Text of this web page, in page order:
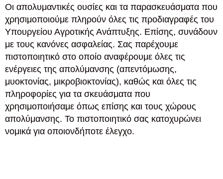
Οι απολυμαντικές ουσίες και τα παρασκευάσματα που
χρησιμοποιούμε πληρούν όλες τις προδιαγραφές του
Υπουργείου Αγροτικής Ανάπτυξης. Επίσης, συνάδουν
με τους κανόνες ασφαλείας. Σας παρέχουμε
πιστοποιητικό στο οποίο αναφέρουμε όλες τις
ενέργειες της απολύμανσης (απεντόμωσης,
μυοκτονίας, μικροβιοκτονίας), καθώς και όλες τις
πληροφορίες για τα σκευάσματα που
χρησιμοποιήσαμε όπως επίσης και τους χώρους
απολύμανσης. Το πιστοποιητικό σας κατοχυρώνει
νομικά για οποιονδήποτε έλεγχο.